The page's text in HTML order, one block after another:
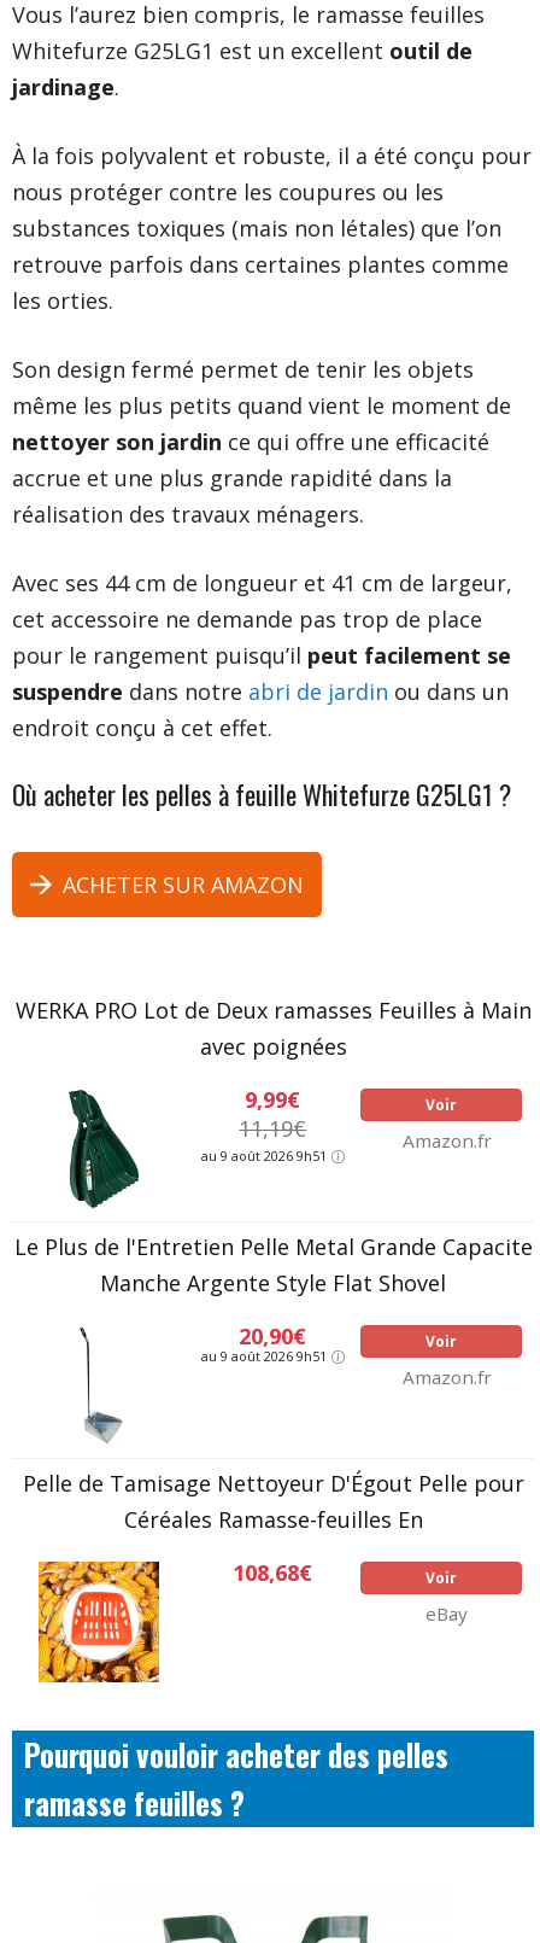
Vous l’aurez bien compris, le ramasse feuilles
Whitefurze G25LG1 est un excellent outil de
jardinage.
À la fois polyvalent et robuste, il a été conçu pour
nous protéger contre les coupures ou les
substances toxiques (mais non létales) que l’on
retrouve parfois dans certaines plantes comme
les orties.
Son design fermé permet de tenir les objets
même les plus petits quand vient le moment de
nettoyer son jardin ce qui offre une efficacité
accrue et une plus grande rapidité dans la
réalisation des travaux ménagers.
Avec ses 44 cm de longueur et 41 cm de largeur,
cet accessoire ne demande pas trop de place
pour le rangement puisqu’il peut facilement se
suspendre dans notre abri de jardin ou dans un
endroit conçu à cet effet.
Où acheter les pelles à feuille Whitefurze G25LG1 ?
ACHETER SUR AMAZON
WERKA PRO Lot de Deux ramasses Feuilles à Main
avec poignées
9,99€
11,19€
au 9 août 2026 9h51
Voir
Amazon.fr
Le Plus de l'Entretien Pelle Metal Grande Capacite
Manche Argente Style Flat Shovel
20,90€
au 9 août 2026 9h51
Voir
Amazon.fr
Pelle de Tamisage Nettoyeur D'Égout Pelle pour
Céréales Ramasse-feuilles En
108,68€
Voir
eBay
Pourquoi vouloir acheter des pelles
ramasse feuilles ?